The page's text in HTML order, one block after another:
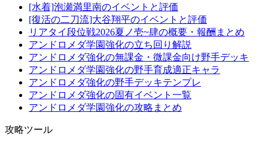
[水着]泡瀬満里南のイベントと評価
[復活の二刀流]大谷翔平のイベントと評価
リアタイ段位戦2026夏ノ壱~肆の概要・報酬まとめ
アンドロメダ学園強化の立ち回り解説
アンドロメダ強化の無課金・微課金向け野手デッキ
アンドロメダ学園強化の野手育成適正キャラ
アンドロメダ強化の野手デッキテンプレ
アンドロメダ強化の固有イベント一覧
アンドロメダ学園強化の攻略まとめ
攻略ツール